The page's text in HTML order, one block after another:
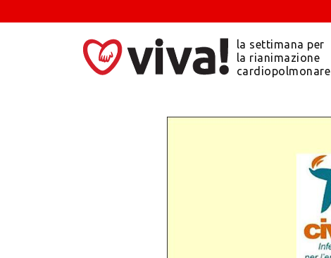
la settimana per
la rianimazione
cardiopolmonare